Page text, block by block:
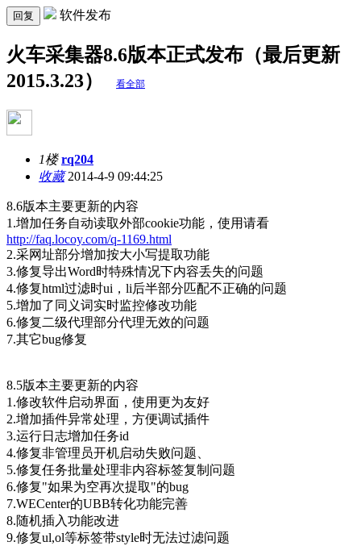
回复 软件发布
火车采集器8.6版本正式发布（最后更新
2015.3.23）
看全部
1楼 rq204
收藏2014-4-9 09:44:25
8.6版本主要更新的内容
1.增加任务自动读取外部cookie功能，使用请看
http://faq.locoy.com/q-1169.html
2.采网址部分增加按大小写提取功能
3.修复导出Word时特殊情况下内容丢失的问题
4.修复html过滤时ui，li后半部分匹配不正确的问题
5.增加了同义词实时监控修改功能
6.修复二级代理部分代理无效的问题
7.其它bug修复
8.5版本主要更新的内容
1.修改软件启动界面，使用更为友好
2.增加插件异常处理，方便调试插件
3.运行日志增加任务id
4.修复非管理员开机启动失败问题、
5.修复任务批量处理非内容标签复制问题
6.修复"如果为空再次提取"的bug
7.WECenter的UBB转化功能完善
8.随机插入功能改进
9.修复ul,ol等标签带style时无法过滤问题